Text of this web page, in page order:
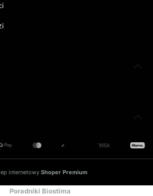
internetowy Shoper Premium
Poradniki Biostima